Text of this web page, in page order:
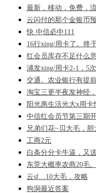
最新，移动，免费，
云闪付的那个金银币
快 中信必中111
16行xing/用卡了。终
红会员库存不足什么
浦发xing/用卡2-1，5次
交通。农业银行有提
淘宝三更半夜发神经
阳光惠生活光大x用卡
中信红会员节第三期
兄弟们花~贝大毛，胆
工商2元
白条分分卡牛逼，又
东莞大概率农商20毛。
云sf…10大毛，攻略
狗洞最近答案